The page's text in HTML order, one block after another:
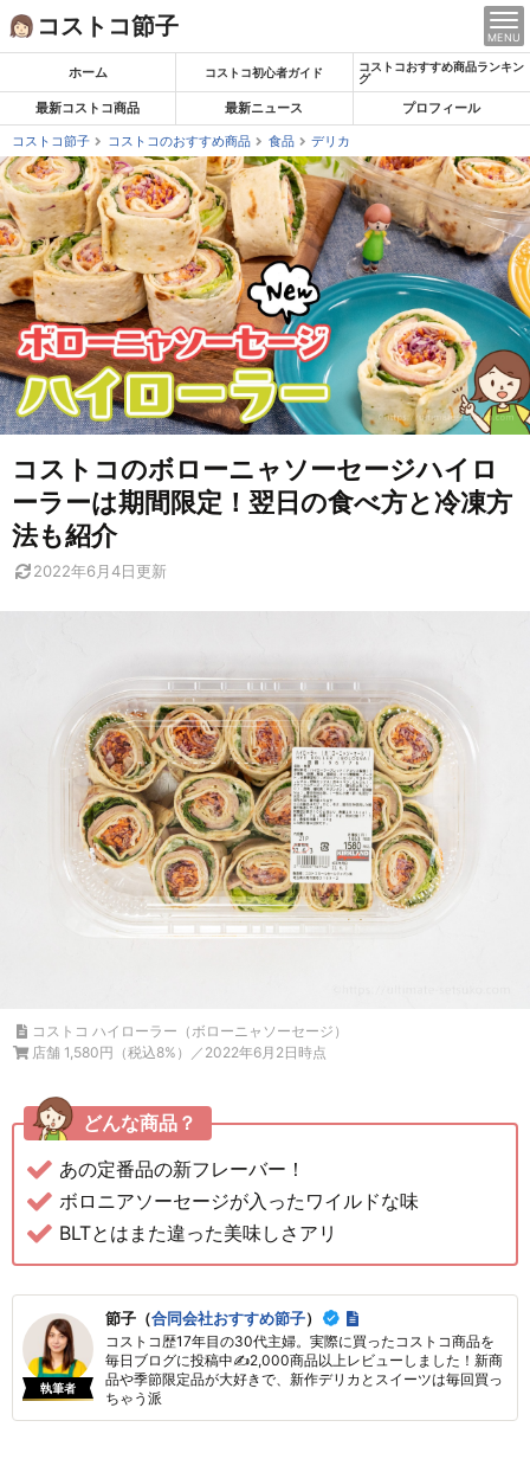
Skip
to
コストコ節子 MENU
ホーム コストコ初心者ガイド
コストコおすすめ商品ランキン
グ
最新コストコ商品 最新ニュース
プロフィール
コストコ節子
コストコのおすすめ商品 食品 デリカ
コストコのボローニャソーセージハイロ
ーラーは期間限定！翌日の食べ方と冷凍方
法も紹介
2022年6月4日更新
コストコ ハイローラー（ボローニャソーセージ）
店舗 1,580円（税込8%）／2022年6月2日時点
どんな商品？
あの定番品の新フレーバー！
ボロニアソーセージが入ったワイルドな味
BLTとはまた違った美味しさアリ
執筆者
節子（合同会社おすすめ節子）
コストコ歴17年目の30代主婦。実際に買ったコストコ商品を
毎日ブログに投稿中✍2,000商品以上レビューしました！新商
品や季節限定品が大好きで、新作デリカとスイーツは毎回買っ
ちゃう派